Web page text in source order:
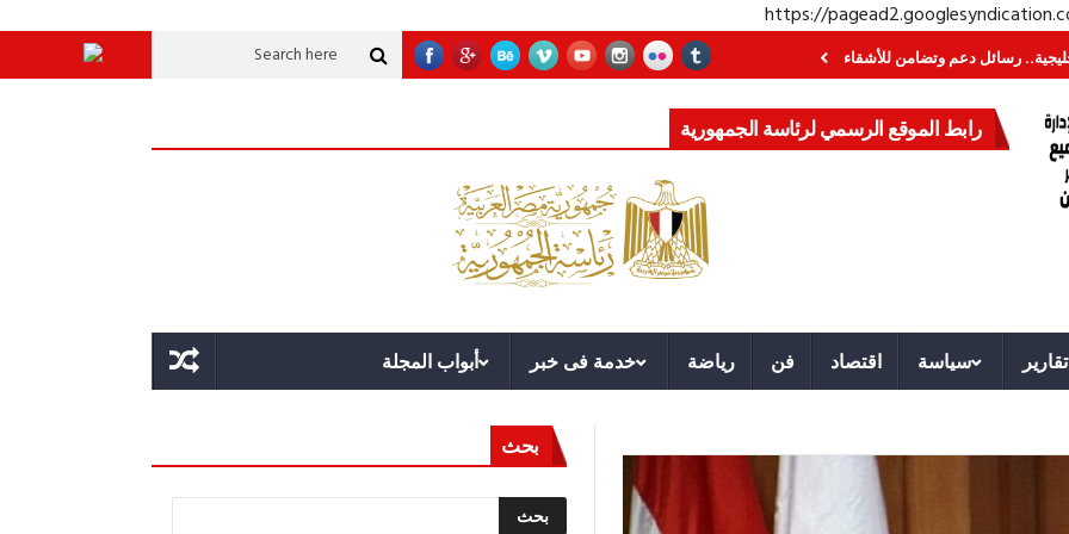
https://
رسائل دعم وتضامن للأشقاء جهاز مستقبل مصر نموذجا.. لماذا تُنشئ الدول كيانات تنموية عملاقة؟ قوة الدولة.. عندما يصبح التخطيط خط الدفاع الأول
رابط الموقع الرسمي لرئاسة الجمهورية
تقارير سياسة اقتصاد فن رياضة خدمة فى خبر أبواب المجلة
بحث